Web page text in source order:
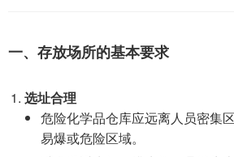
一、存放场所的基本要求
选址合理
危险化学品仓库应远离人员密集
易爆或危险区域。